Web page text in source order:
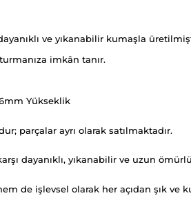
ve yıkanabilir kumaşla
imkân tanır.
Yükseklik
parçalar ayrı olarak satılmaktadır.
dayanıklı, yıkanabilir ve uzun
de işlevsel olarak her açıdan şık ve